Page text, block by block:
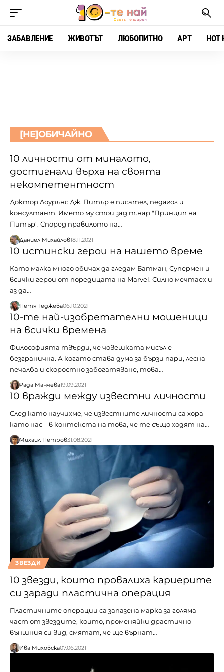
ЗАБАВЛЕНИЕ ЖИВОТЪТ ЛЮБОПИТНО АРТ HOT
[НЕ]ОБИЧАЙНО
10 личности от миналото,
достигнали върха на своята
некомпетентност
Доктор Лоурънс Дж. Питър е писател, педагог и
консултант. Името му стои зад т.нар "Принцип на
Питър". Според правилото на…
Даниел Михайлов18.11.2021
10 истински герои на нашето време
Като малка много обичах да гледам Батман, Супермен и
всички герои от поредицата на Marvel. Силно мечтаех и
аз да…
Петя Геджева06.10.2021
10-те най-изобретателни мошеници
на всички времена
Философията твърди, че човешката мисъл е
безгранична. А когато става дума за бързи пари, лесна
печалба и скоростно забогатяване, това…
Рада Манчева19.09.2021
10 вражди между известни личности
След като научихме, че известните личности са хора
като нас – в контекста на това, че те също ходят на…
Михаил Петров31.08.2021
ЗВЕЗДИ
10 звезди, които провалиха кариерите
си заради пластична операция
Пластичните операции са запазена марка за голяма
част от звездите, които, променяйки драстично
външния си вид, смятат, че ще върнат…
Ива Миховска07.06.2021